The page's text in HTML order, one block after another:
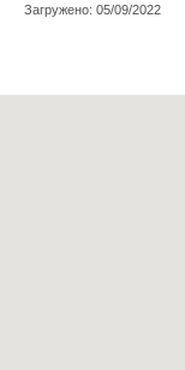
Загружено: 05/09/2022